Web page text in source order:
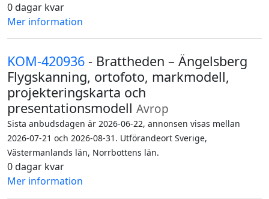
0 dagar kvar
Mer information
KOM-420936 - Brattheden – Ängelsberg
Flygskanning, ortofoto, markmodell,
projekteringskarta och
presentationsmodell Avrop
Sista anbudsdagen är 2026-06-22, annonsen visas mellan
2026-07-21 och 2026-08-31. Utförandeort Sverige,
Västermanlands län, Norrbottens län.
0 dagar kvar
Mer information